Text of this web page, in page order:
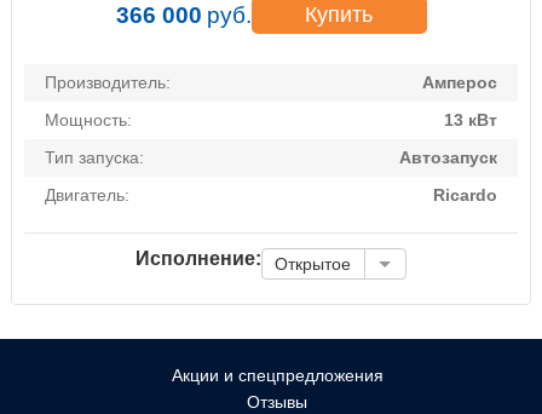
366 000 руб. Купить
Производитель:
Амперос
Мощность:
13 кВт
Тип запуска:
Автозапуск
Двигатель:
Ricardo
Исполнение: Открытое
Акции и спецпредложения
Отзывы